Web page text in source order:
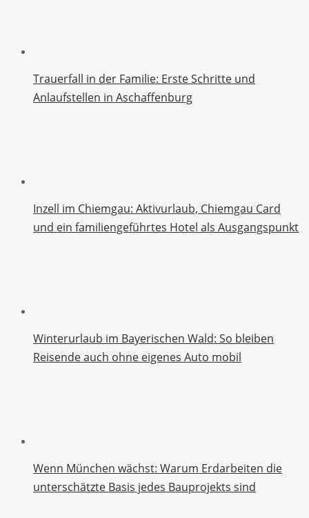
Trauerfall in der Familie: Erste Schritte und
Anlaufstellen in Aschaffenburg
Inzell im Chiemgau: Aktivurlaub, Chiemgau Card
und ein familiengeführtes Hotel als Ausgangspunkt
Winterurlaub im Bayerischen Wald: So bleiben
Reisende auch ohne eigenes Auto mobil
Wenn München wächst: Warum Erdarbeiten die
unterschätzte Basis jedes Bauprojekts sind